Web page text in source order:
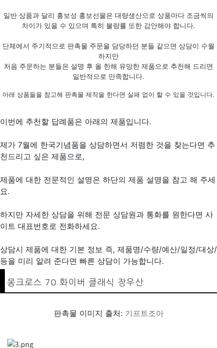
일반 상품과 달리 홍보성 홍보선물은 대량생산으로 상품마다 조금씩의
차이가 있을 수 있으며 특히 불량률 또한 감안해야 합니다.
단체에서 주기적으로 판촉물 주문을 담당하던 분들 같으면 상담이 수월
하지만
처음 주문하는 분들은 설명 후 올 한해 유망한 제품으로 추천해 드리면
일반적으로 만족합니다.
아래 상품들을 참고해 판촉물 제작을 한다면 실패 없이 할 수 있을 것입니다.
이번에 추천할 답례품은 아래의 제품입니다.
제가 7월에 한국기념품을 상담하면서 저렴한 것을 찾는다면 추
천드리고 싶은 제품으로,
제품에 대한 전문적인 설명은 하단의 제품 설명을 참고 해 주세
요.
하지만 자세한 상담을 위해 전문 상담원과 통화를 원한다면 사
이트 대표번호로 전화하세요.
상담시 제품에 대한 기본 정보 즉, 제품명/수량/예산/일정/대상/
등을 미리 알려 준다면 빠른 상담이 가능합니다.
몽크로스 70 화이버 클래식 장우산
판촉물 이미지 출처: 기프트조아